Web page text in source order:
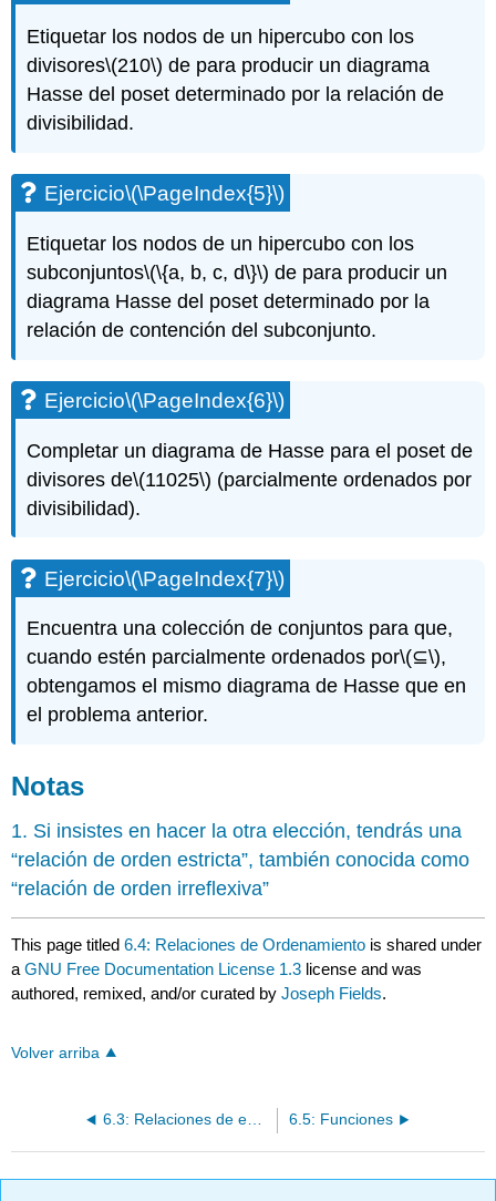
Etiquetar los nodos de un hipercubo con los
divisores\(210\) de para producir un diagrama
Hasse del poset determinado por la relación de
divisibilidad.
Ejercicio\(\PageIndex{5}\)
Etiquetar los nodos de un hipercubo con los
subconjuntos\(\{a, b, c, d\}\) de para producir un
diagrama Hasse del poset determinado por la
relación de contención del subconjunto.
Ejercicio\(\PageIndex{6}\)
Completar un diagrama de Hasse para el poset de
divisores de\(11025\) (parcialmente ordenados por
divisibilidad).
Ejercicio\(\PageIndex{7}\)
Encuentra una colección de conjuntos para que,
cuando estén parcialmente ordenados por\(⊆\),
obtengamos el mismo diagrama de Hasse que en
el problema anterior.
Notas
1. Si insistes en hacer la otra elección, tendrás una
“relación de orden estricta”, también conocida como
“relación de orden irreflexiva”
This page titled6.4: Relaciones de Ordenamiento is shared under
aGNU Free Documentation License 1.3 license and was
authored, remixed, and/or curated byJoseph Fields.
Volver arriba
6.5: Funciones